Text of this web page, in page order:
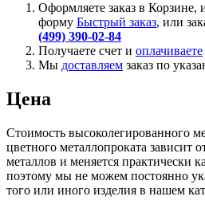
Оформляете заказ в Корзине,
форму Быстрый заказ, или
(499) 390-02-84
Получаете счет и оплачиваете
Мы доставляем заказ по
Цена
Стоимость высоколегированного
цветного металлопроката зависит
металлов и меняется практически
поэтому мы не можем постоянно
того или иного изделия в нашем